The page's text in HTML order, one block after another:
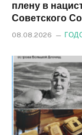
плену в
Советского
08.08.2026